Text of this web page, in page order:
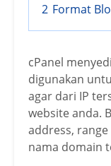
2 Format
cPanel
digunakan
agar dari IP
website anda.
address,
nama domain